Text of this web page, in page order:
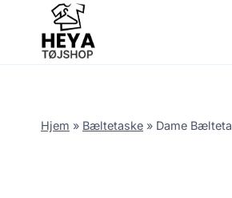
content
Hjem » Bæltetaske » Dame